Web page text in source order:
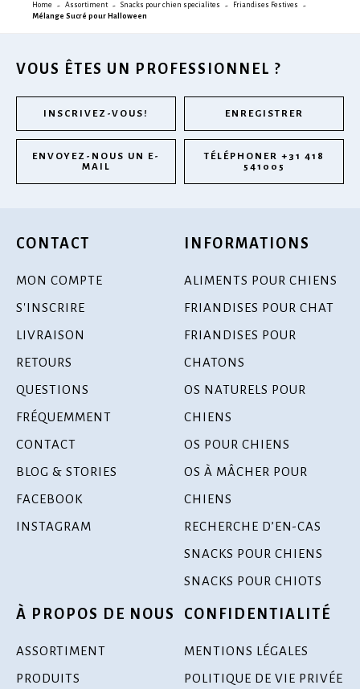
Home Assortiment Snacks pour chien specialites
Friandises Festives
Mélange Sucré pour Halloween
VOUS ÊTES UN PROFESSIONNEL ?
INSCRIVEZ-VOUS! ENREGISTRER
ENVOYEZ-NOUS UN E-
MAIL
TÉLÉPHONER +31 418
541005
CONTACT
MON COMPTE
S'INSCRIRE
LIVRAISON
RETOURS
QUESTIONS
FRÉQUEMMENT
CONTACT
BLOG & STORIES
FACEBOOK
INSTAGRAM
INFORMATIONS
ALIMENTS POUR CHIENS
FRIANDISES POUR CHAT
FRIANDISES POUR
CHATONS
OS NATURELS POUR
CHIENS
OS POUR CHIENS
OS À MÂCHER POUR
CHIENS
RECHERCHE D’EN-CAS
SNACKS POUR CHIENS
SNACKS POUR CHIOTS
À PROPOS DE NOUS
ASSORTIMENT
PRODUITS
CONFIDENTIALITÉ
MENTIONS LÉGALES
POLITIQUE DE VIE PRIVÉE